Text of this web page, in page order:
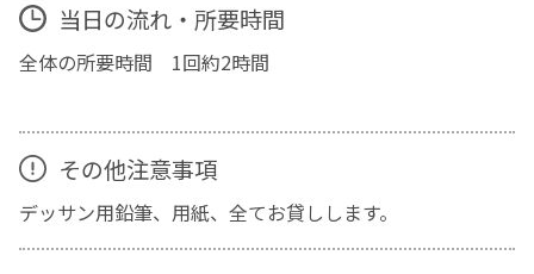
当日の流れ・所要時間
全体の所要時間 1回約2時間
その他注意事項
デッサン用鉛筆、用紙、全てお貸しします。